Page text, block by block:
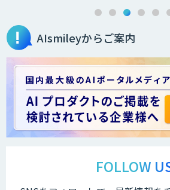
データ分析/AI開発
Docify（ドシファイ
AIsmileyからご案内
FOLLOW